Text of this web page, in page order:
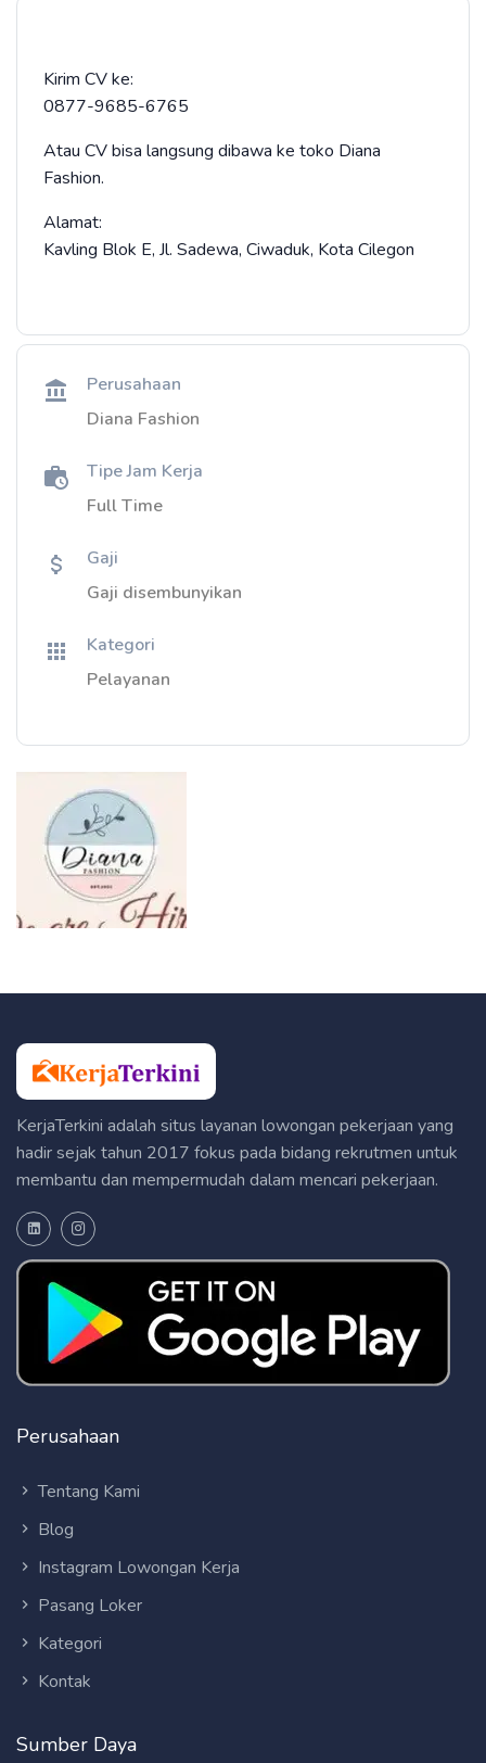
Kirim CV ke:
0877-9685-6765
Atau CV bisa langsung dibawa ke toko Diana
Fashion.
Alamat:
Kavling Blok E, Jl. Sadewa, Ciwaduk, Kota Cilegon
Perusahaan
Diana Fashion
Tipe Jam Kerja
Full Time
Gaji
Gaji disembunyikan
Kategori
Pelayanan
KerjaTerkini adalah situs layanan lowongan pekerjaan yang
hadir sejak tahun 2017 fokus pada bidang rekrutmen untuk
membantu dan mempermudah dalam mencari pekerjaan.
Perusahaan
Tentang Kami
Blog
Instagram Lowongan Kerja
Pasang Loker
Kategori
Kontak
Sumber Daya